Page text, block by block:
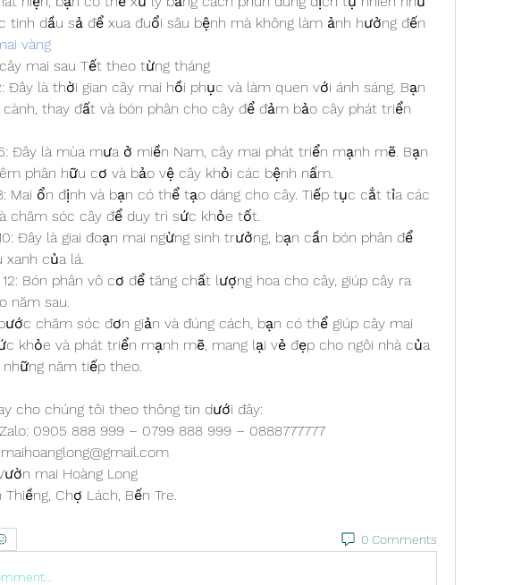
vàng
mai sau Tết theo từng tháng
Đây là thời gian cây mai hồi phục và làm quen với ánh sáng. Bạn
thay đất và bón phân cho cây để đảm bảo cây phát triển
Đây là mùa mưa ở miền Nam, cây mai phát triển mạnh mẽ. Bạn
phân hữu cơ và bảo vệ cây khỏi các bệnh nấm.
Mai ổn định và bạn có thể tạo dáng cho cây. Tiếp tục cắt tỉa các
chăm sóc cây để duy trì sức khỏe tốt.
Đây là giai đoạn mai ngừng sinh trưởng, bạn cần bón phân để
xanh của lá.
12: Bón phân vô cơ để tăng chất lượng hoa cho cây, giúp cây ra
năm sau.
chăm sóc đơn giản và đúng cách, bạn có thể giúp cây mai
khỏe và phát triển mạnh mẽ, mang lại vẻ đẹp cho ngôi nhà của
năm tiếp theo.
cho chúng tôi theo thông tin dưới đây:
0905 888 999 – 0799 888 999 – 0888777777
mai Hoàng Long
Thiềng, Chợ Lách, Bến Tre.
0 Comments